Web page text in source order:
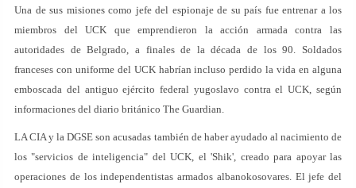
Una de sus misiones como jefe del espionaje de su país fue entrenar a los
miembros del UCK que emprendieron la acción armada contra las
autoridades de Belgrado, a finales de la década de los 90. Soldados
franceses con uniforme del UCK habrían incluso perdido la vida en alguna
emboscada del antiguo ejército federal yugoslavo contra el UCK, según
informaciones del diario británico The Guardian.
LA CIA y la DGSE son acusadas también de haber ayudado al nacimiento de
los "servicios de inteligencia" del UCK, el 'Shik', creado para apoyar las
operaciones de los independentistas armados albanokosovares. El jefe del